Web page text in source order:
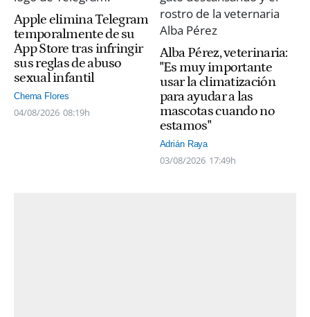
Apple elimina Telegram
temporalmente de su
App Store tras infringir
sus reglas de abuso
sexual infantil
Chema Flores
04/08/2026 08:19h
Alba Pérez, veterinaria:
"Es muy importante
usar la climatización
para ayudar a las
mascotas cuando no
estamos"
Adrián Raya
03/08/2026 17:49h